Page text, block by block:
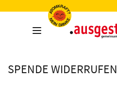
SPENDE WIDERRUFEN